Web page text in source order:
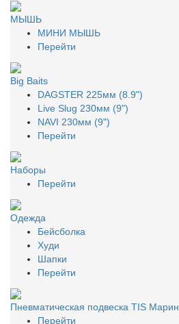
МЫШЬ
МИНИ МЫШЬ
Перейти
Big Baits
DAGSTER 225мм (8.9")
Live Slug 230мм (9")
NAVI 230мм (9")
Перейти
Наборы
Перейти
Одежда
Бейсболка
Худи
Шапки
Перейти
Пневматическая подвеска TIS Марин
Перейти